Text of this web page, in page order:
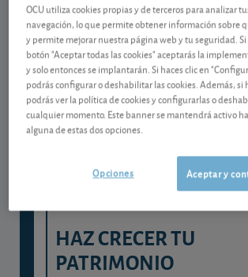
Contenido reservado a
Gestiona tu dinero con
experta
y consigue que cada euro
HAZ CRECER TU
PATRIMONIO
OCU utiliza cookies propias y de terceros para analizar
navegación, lo que permite obtener información sobre
y permite mejorar nuestra página web y tu seguridad. Si
botón "Aceptar todas las cookies" aceptarás la
y solo entonces se implantarán. Si haces clic en
podrás configurar o deshabilitar las cookies. Además, si
podrás ver la política de cookies y configurarlas o
cualquier momento. Este banner se mantendrá activo
alguna de estas dos opciones.
Aceptar y
Opciones